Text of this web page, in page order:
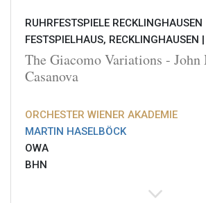
RUHRFESTSPIELE RECKLINGHAUSEN
FESTSPIELHAUS, RECKLINGHAUSEN |
The Giacomo Variations -
Casanova
ORCHESTER WIENER AKADEMIE
MARTIN HASELBÖCK
OWA
BHN